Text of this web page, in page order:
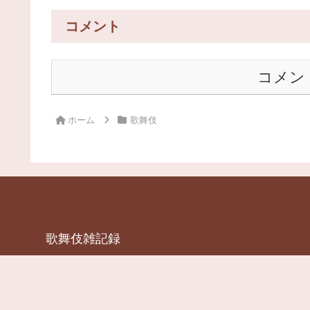
コメント
コメン
ホーム 歌舞伎
歌舞伎雑記録